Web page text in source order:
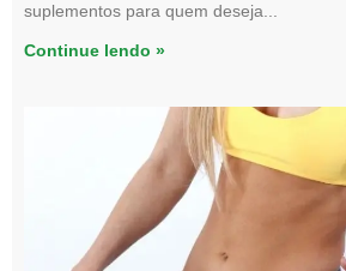
suplementos para quem deseja
Continue lendo »